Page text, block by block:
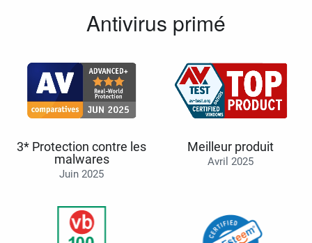
Antivirus primé
3* Protection contre les
malwares
Juin 2025
Meilleur produit
Avril 2025